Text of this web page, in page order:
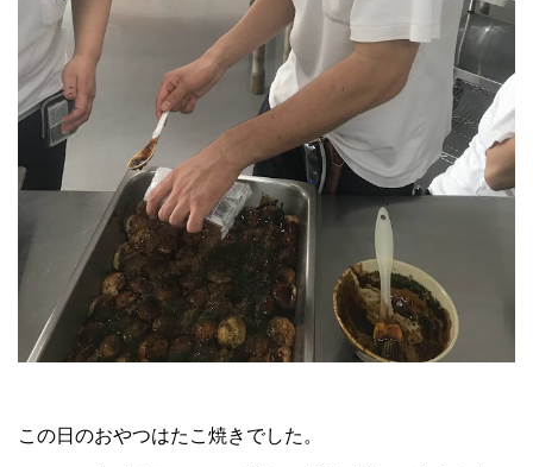
この日のおやつはたこ焼きでした。